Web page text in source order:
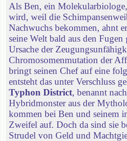
Als Ben, ein
wird, weil die
Nachwuchs bekommen, ahnt
seine Welt bald aus den
Ursache der
Chromosomenmutation der
bringt seinen Chef auf eine
entsteht das unter Verschluss
Typhon District, benannt
Hybridmonster aus der
kommen bei Ben und seinem
Zweifel auf. Doch da sind sie
Strudel von Geld und